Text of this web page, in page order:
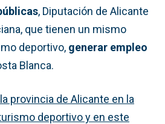
, Diputación de Alicante
que tienen un mismo
deportivo, generar empleo
Blanca.
provincia de Alicante en la
deportivo y en este